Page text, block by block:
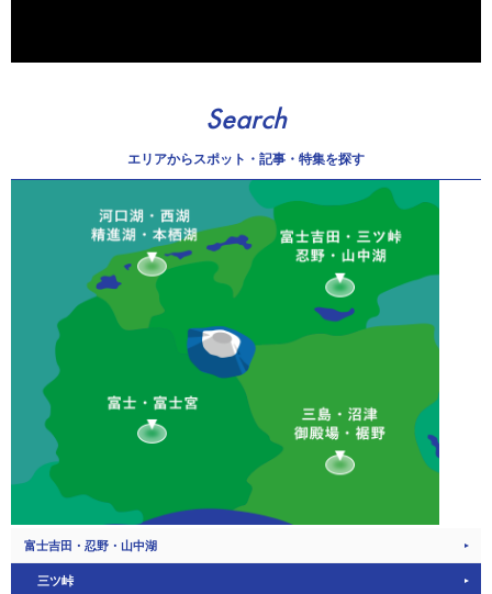
Search
エリアからスポット・記事・特集を探す
富士吉田・忍野・山中湖
三ツ峠